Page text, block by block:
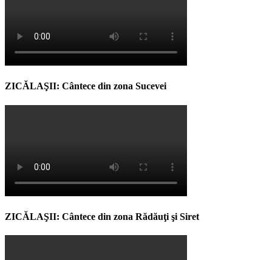
ZICĂLAŞII: Cântece din zona Sucevei
ZICĂLAŞII: Cântece din zona Rădăuţi şi Siret